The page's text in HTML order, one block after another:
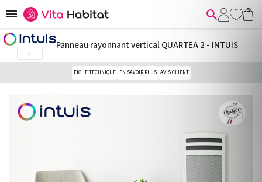
 
Panneau rayonnant vertical QUARTEA 2 - INTUIS
FICHE TECHNIQUE EN SAVOIR PLUS AVIS CLIENT